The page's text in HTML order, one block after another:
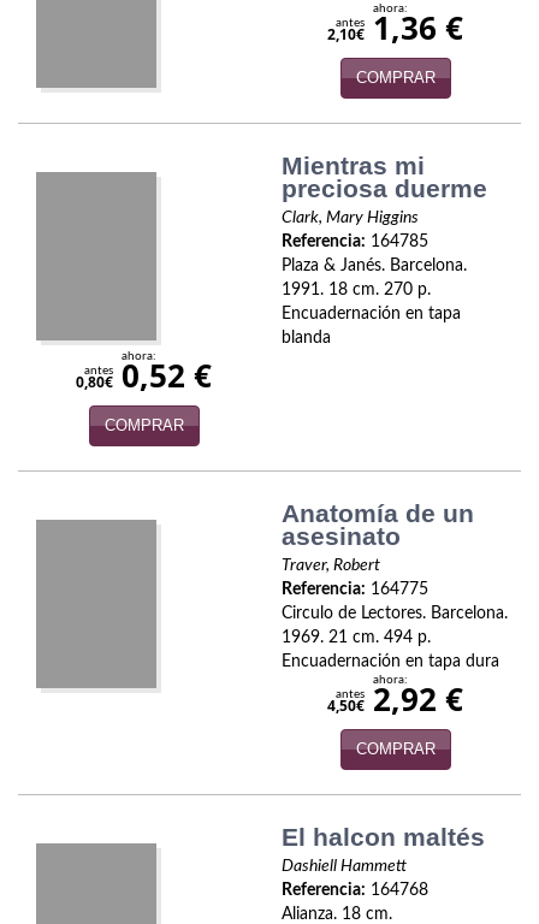
Literatura fantástica
Literatura hispanoamericana
antes
2,10€
ahora:
1,36 €
COMPRAR
Mientras mi
preciosa duerme
Clark, Mary Higgins
Referencia: 164785
Plaza & Janés. Barcelona.
1991. 18 cm. 270 p.
Encuadernación en tapa
blanda
antes
0,80€
ahora:
0,52 €
COMPRAR
Anatomía de un
asesinato
Traver, Robert
Referencia: 164775
Circulo de Lectores. Barcelona.
1969. 21 cm. 494 p.
Encuadernación en tapa dura
antes
4,50€
ahora:
2,92 €
COMPRAR
El halcon maltés
Dashiell Hammett
Referencia: 164768
Alianza. 18 cm.